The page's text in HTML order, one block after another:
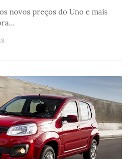
novos preços do Uno e mais